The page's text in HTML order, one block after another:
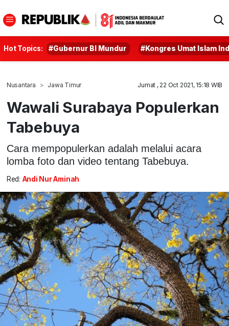
Hot Topics: #Gubernur BI Mundur #Kongres Umat Islam
Nusantara Jawa Timur Jumat , 22 Oct 2021, 15:18 WIB
Wawali Surabaya Populerkan
Tabebuya
Cara mempopulerkan adalah melalui acara
lomba foto dan video tentang Tabebuya.
Red: Andi Nur Aminah